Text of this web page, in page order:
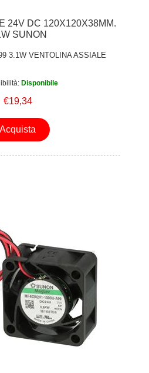
24V DC 120X120X38MM.
SUNON
3.1W VENTOLINA ASSIALE
Disponibile
€19,34
Acquista